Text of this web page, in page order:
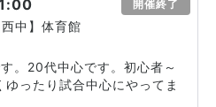
開催終了
中】体育館
。20代中心です。初心者～
ゆったり試合中心にやってま